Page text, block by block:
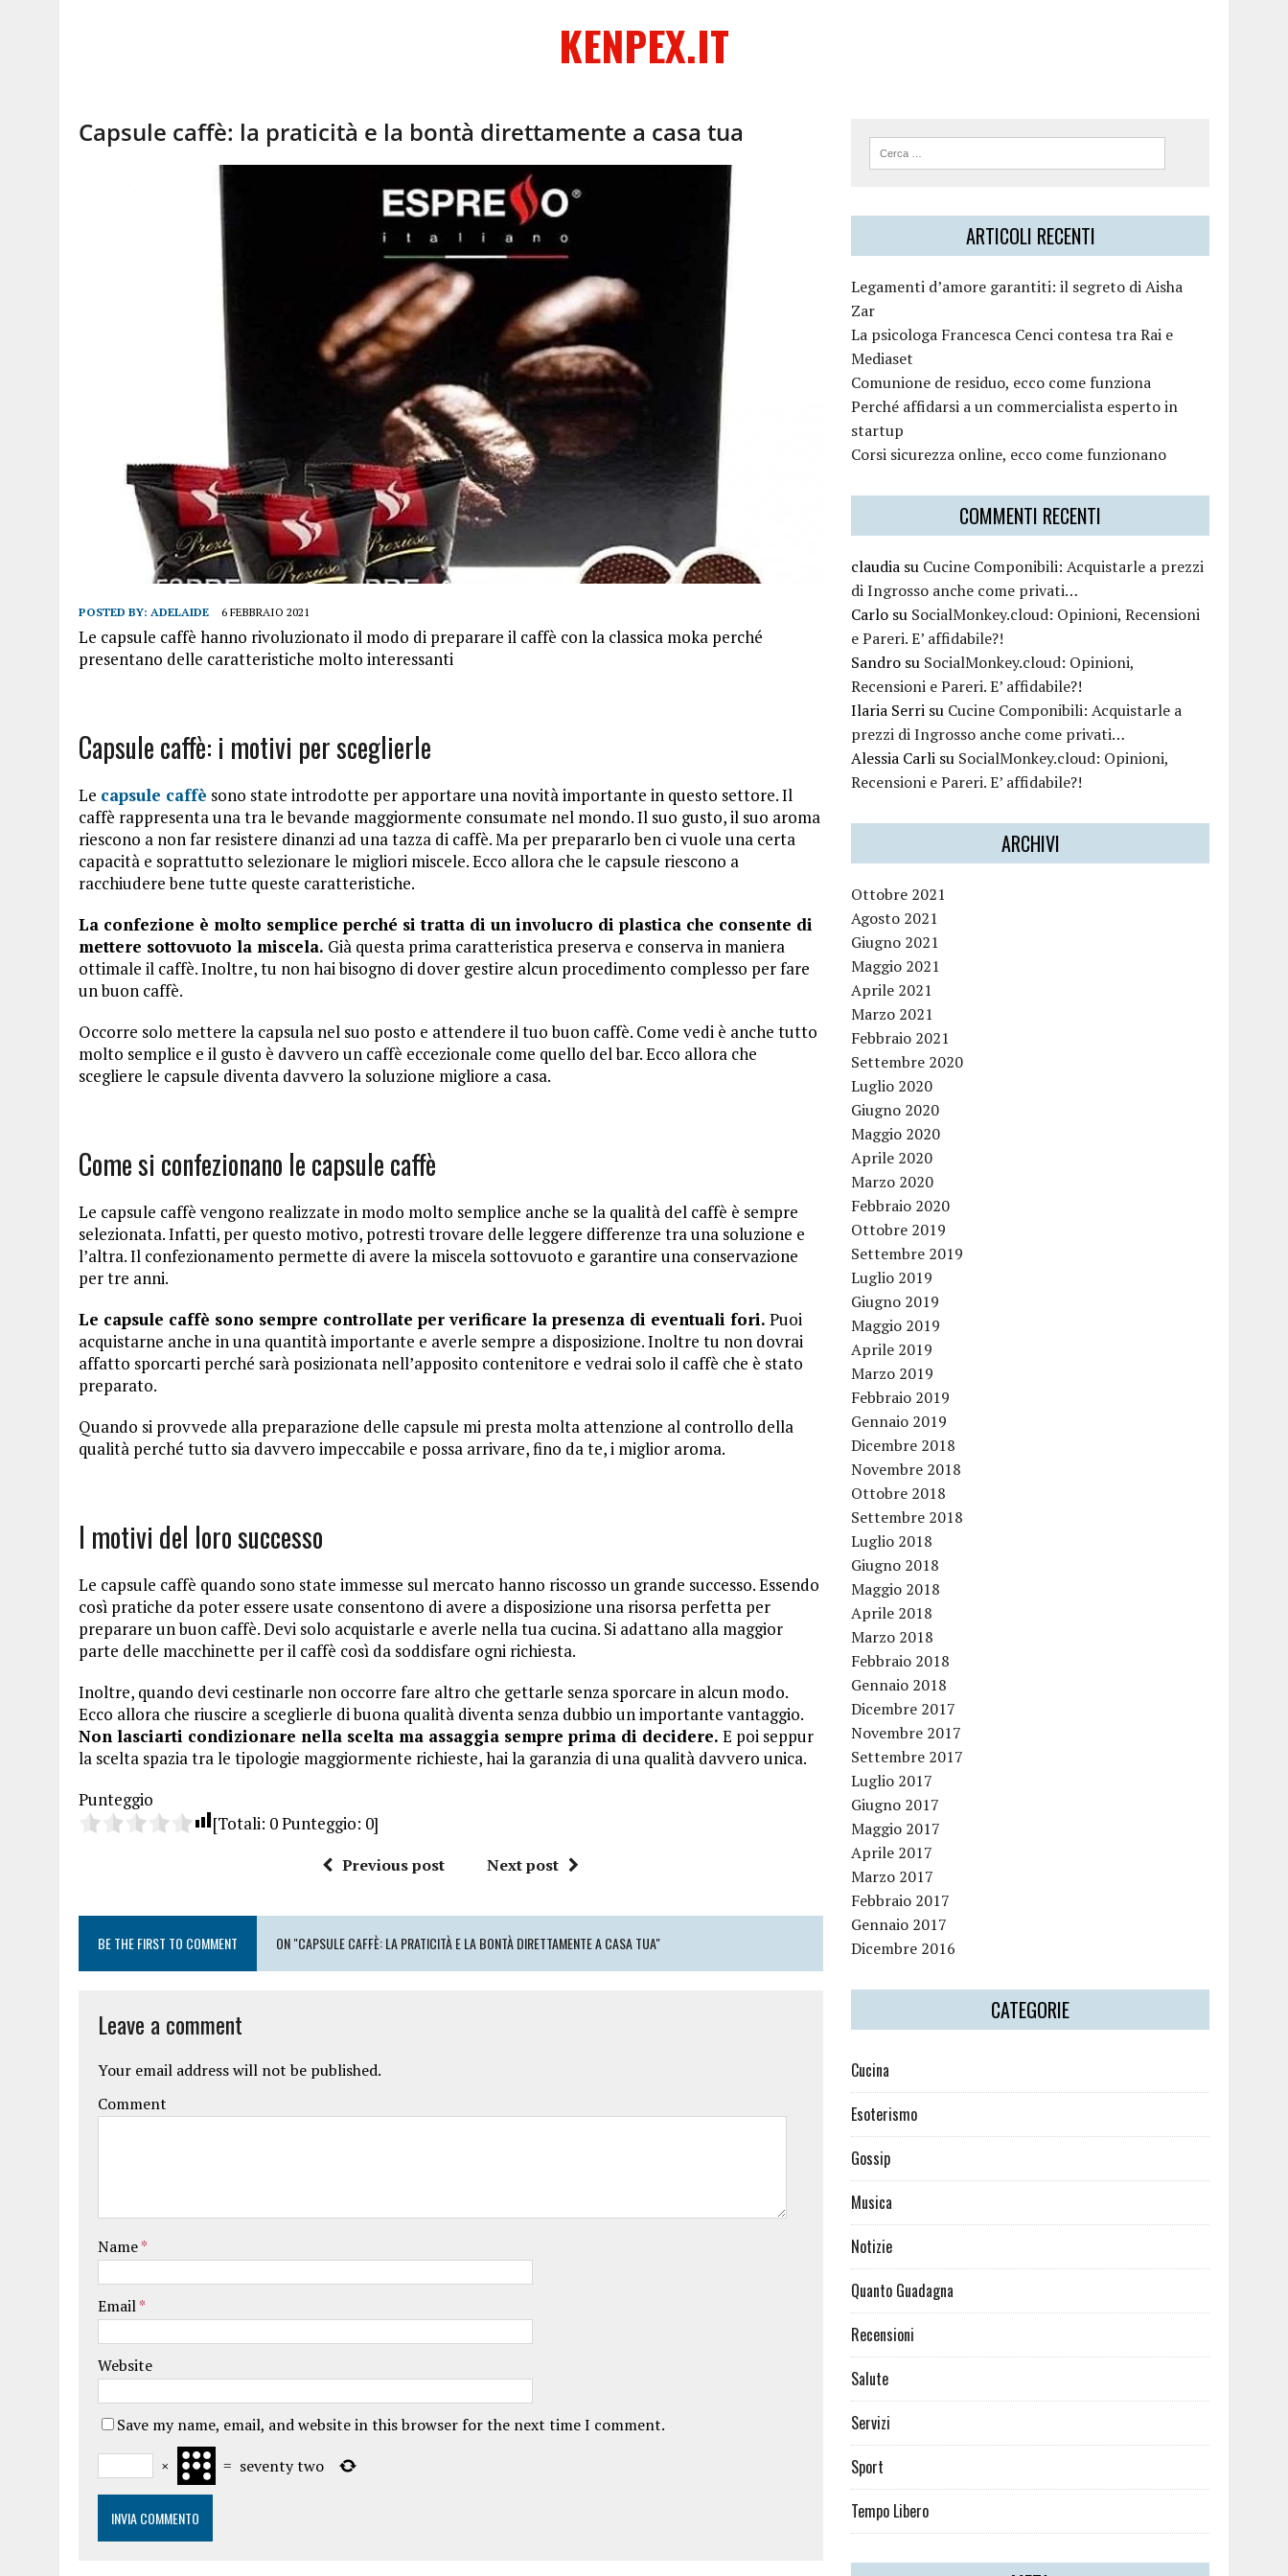
KENPEX.IT
Capsule caffè: la praticità e la bontà direttamente a casa tua
POSTED BY: ADELAIDE 6 FEBBRAIO 2021
Le capsule caffè hanno rivoluzionato il modo di preparare il caffè con la classica moka perché
presentano delle caratteristiche molto interessanti
Capsule caffè: i motivi per sceglierle
Le capsule caffè sono state introdotte per apportare una novità importante in questo settore. Il
caffè rappresenta una tra le bevande maggiormente consumate nel mondo. Il suo gusto, il suo aroma
riescono a non far resistere dinanzi ad una tazza di caffè. Ma per prepararlo ben ci vuole una certa
capacità e soprattutto selezionare le migliori miscele. Ecco allora che le capsule riescono a
racchiudere bene tutte queste caratteristiche.
La confezione è molto semplice perché si tratta di un involucro di plastica che consente di
mettere sottovuoto la miscela. Già questa prima caratteristica preserva e conserva in maniera
ottimale il caffè. Inoltre, tu non hai bisogno di dover gestire alcun procedimento complesso per fare
un buon caffè.
Occorre solo mettere la capsula nel suo posto e attendere il tuo buon caffè. Come vedi è anche tutto
molto semplice e il gusto è davvero un caffè eccezionale come quello del bar. Ecco allora che
scegliere le capsule diventa davvero la soluzione migliore a casa.
Come si confezionano le capsule caffè
Le capsule caffè vengono realizzate in modo molto semplice anche se la qualità del caffè è sempre
selezionata. Infatti, per questo motivo, potresti trovare delle leggere differenze tra una soluzione e
l’altra. Il confezionamento permette di avere la miscela sottovuoto e garantire una conservazione
per tre anni.
Le capsule caffè sono sempre controllate per verificare la presenza di eventuali fori. Puoi
acquistarne anche in una quantità importante e averle sempre a disposizione. Inoltre tu non dovrai
affatto sporcarti perché sarà posizionata nell’apposito contenitore e vedrai solo il caffè che è stato
preparato.
Quando si provvede alla preparazione delle capsule mi presta molta attenzione al controllo della
qualità perché tutto sia davvero impeccabile e possa arrivare, fino da te, i miglior aroma.
I motivi del loro successo
Le capsule caffè quando sono state immesse sul mercato hanno riscosso un grande successo. Essendo
così pratiche da poter essere usate consentono di avere a disposizione una risorsa perfetta per
preparare un buon caffè. Devi solo acquistarle e averle nella tua cucina. Si adattano alla maggior
parte delle macchinette per il caffè così da soddisfare ogni richiesta.
Inoltre, quando devi cestinarle non occorre fare altro che gettarle senza sporcare in alcun modo.
Ecco allora che riuscire a sceglierle di buona qualità diventa senza dubbio un importante vantaggio.
Non lasciarti condizionare nella scelta ma assaggia sempre prima di decidere. E poi seppur
la scelta spazia tra le tipologie maggiormente richieste, hai la garanzia di una qualità davvero unica.
Punteggio
[Totali: 0Punteggio: 0]
Previous post Next post
BE THE FIRST TO COMMENT ON "CAPSULE CAFFÈ: LA PRATICITÀ E LA BONTÀ DIRETTAMENTE A CASA TUA"
Leave a comment
Your email address will not be published.
Comment
Name*
Email*
Website
Save my name, email, and website in this browser for the next time I comment.
×
= seventy two
ARTICOLI RECENTI
Legamenti d’amore garantiti: il segreto di Aisha
Zar
La psicologa Francesca Cenci contesa tra Rai e
Mediaset
Comunione de residuo, ecco come funziona
Perché affidarsi a un commercialista esperto in
startup
Corsi sicurezza online, ecco come funzionano
COMMENTI RECENTI
claudia su Cucine Componibili: Acquistarle a prezzi
di Ingrosso anche come privati…
Carlo su SocialMonkey.cloud: Opinioni, Recensioni
e Pareri. E’ affidabile?!
Sandro su SocialMonkey.cloud: Opinioni,
Recensioni e Pareri. E’ affidabile?!
Ilaria Serri su Cucine Componibili: Acquistarle a
prezzi di Ingrosso anche come privati…
Alessia Carli su SocialMonkey.cloud: Opinioni,
Recensioni e Pareri. E’ affidabile?!
ARCHIVI
Ottobre 2021
Agosto 2021
Giugno 2021
Maggio 2021
Aprile 2021
Marzo 2021
Febbraio 2021
Settembre 2020
Luglio 2020
Giugno 2020
Maggio 2020
Aprile 2020
Marzo 2020
Febbraio 2020
Ottobre 2019
Settembre 2019
Luglio 2019
Giugno 2019
Maggio 2019
Aprile 2019
Marzo 2019
Febbraio 2019
Gennaio 2019
Dicembre 2018
Novembre 2018
Ottobre 2018
Settembre 2018
Luglio 2018
Giugno 2018
Maggio 2018
Aprile 2018
Marzo 2018
Febbraio 2018
Gennaio 2018
Dicembre 2017
Novembre 2017
Settembre 2017
Luglio 2017
Giugno 2017
Maggio 2017
Aprile 2017
Marzo 2017
Febbraio 2017
Gennaio 2017
Dicembre 2016
CATEGORIE
Cucina
Esoterismo
Gossip
Musica
Notizie
Quanto Guadagna
Recensioni
Salute
Servizi
Sport
Tempo Libero